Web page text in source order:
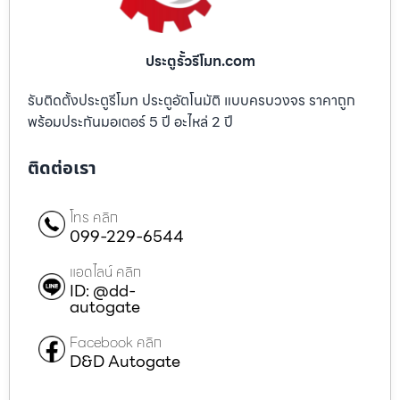
ประตูรั้วรีโมท.com
รับติดตั้งประตูรีโมท ประตูอัตโนมัติ แบบครบวงจร ราคาถูก
พร้อมประกันมอเตอร์ 5 ปี อะไหล่ 2 ปี
ติดต่อเรา
โทร คลิก
099-229-6544
แอดไลน์ คลิก
ID: @dd-
autogate
Facebook คลิก
D&D Autogate